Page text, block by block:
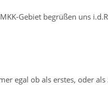
Gebiet begrüßen uns
egal ob als erstes, oder als